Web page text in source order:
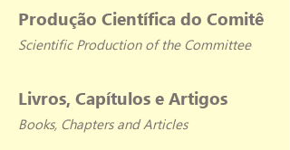
Produção Científica do Comitê
Scientific Production of the Committee
Livros, Capítulos e Artigos
Books, Chapters and Articles